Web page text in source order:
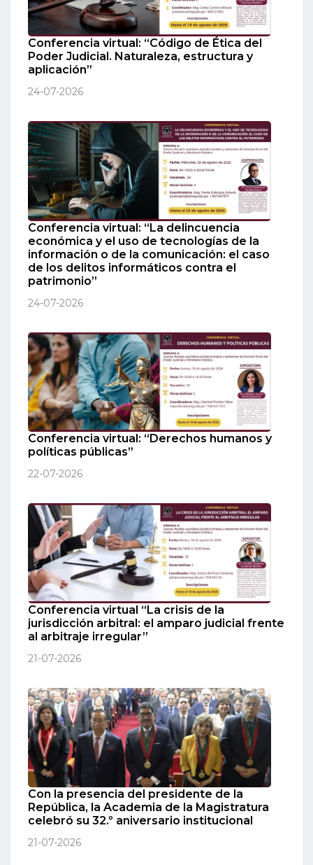
Conferencia virtual: “Código de Ética del
Poder Judicial. Naturaleza, estructura y
aplicación”
24-07-2026
Conferencia virtual: “La delincuencia
económica y el uso de tecnologías de la
información o de la comunicación: el caso
de los delitos informáticos contra el
patrimonio”
24-07-2026
Conferencia virtual: “Derechos humanos y
políticas públicas”
22-07-2026
Conferencia virtual “La crisis de la
jurisdicción arbitral: el amparo judicial frente
al arbitraje irregular”
21-07-2026
Con la presencia del presidente de la
República, la Academia de la Magistratura
celebró su 32.º aniversario institucional
21-07-2026